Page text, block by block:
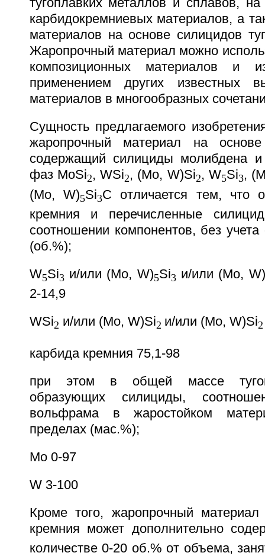
тугоплавких металлов и сплавов,
карбидокремниевых материалов, а
материалов на основе силицидов
Жаропрочный материал можно
композиционных материалов и
применением других известных
материалов в многообразных
Сущность предлагаемого
жаропрочный материал на
содержащий силициды молибдена
фаз MoSi2, WSi2, (Mo, W)Si2, W5Si3,
(Mo, W)5Si3C отличается тем, что
кремния и перечисленные
соотношении компонентов, без
(об.%);
W5Si3 и/или (Mo, W)5Si3 и/или (Mo, W)
2-14,9
WSi2 и/или (Mo, W)Si2 и/или (Mo, W)Si2
карбида кремния 75,1-98
при этом в общей массе
образующих силициды,
вольфрама в жаростойком
пределах (мас.%);
Мо 0-97
W 3-100
Кроме того, жаропрочный
кремния может дополнительно
количестве 0-20 об.% от объема,